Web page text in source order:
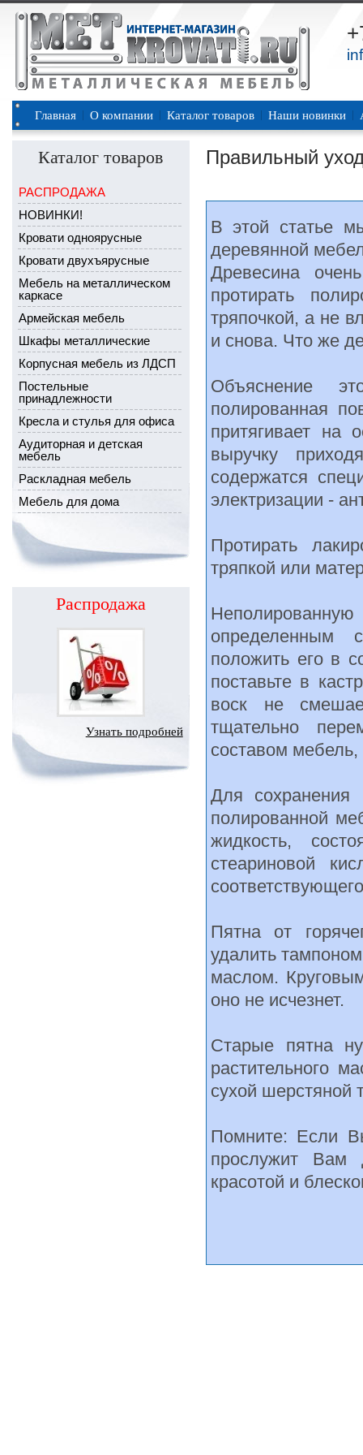
Главная О компании Каталог товаров Наши новинки
Каталог товаров
РАСПРОДАЖА
НОВИНКИ!
Кровати одноярусные
Кровати двухъярусные
Мебель на металлическом
каркасе
Армейская мебель
Шкафы металлические
Корпусная мебель из ЛДСП
Постельные
принадлежности
Кресла и стулья для офиса
Аудиторная и детская
мебель
Раскладная мебель
Мебель для дома
Распродажа
Узнать подробней
Правильный
В этой статье
деревянной
Древесина
протирать
тряпочкой, а не
и снова. Что же
Объяснение
полированная
притягивает на
выручку
содержатся
электризации -
Протирать
тряпкой или
определенным
положить его в
поставьте в
воск не
тщательно
составом мебель,
Для
полированной
жидкость,
стеариновой
Пятна от
удалить
маслом.
оно не исчезнет.
Старые пятна
растительного
сухой шерстяной
Помните: Если
прослужит Вам
красотой и